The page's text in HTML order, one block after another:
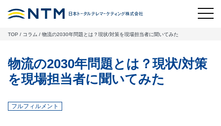
TOP / コラム / 物流の2030年問題とは？現状/対策を現場担当者に聞いてみた
物流の2030年問題とは？現状/対策
を現場担当者に聞いてみた
フルフィルメント